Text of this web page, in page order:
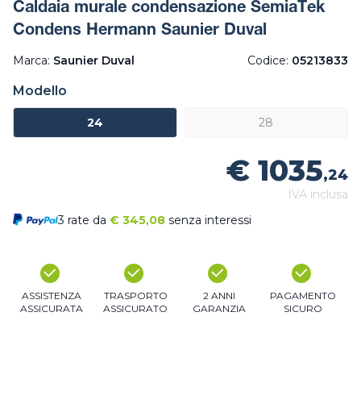
Caldaia murale condensazione SemiaTek
Condens Hermann Saunier Duval
Marca: Saunier Duval Codice: 05213833
Modello
24 28
€ 1035,24
IVA inclusa
3 rate da € 345,08 senza interessi
ASSISTENZA
ASSICURATA
TRASPORTO
ASSICURATO
2 ANNI
GARANZIA
PAGAMENTO
SICURO